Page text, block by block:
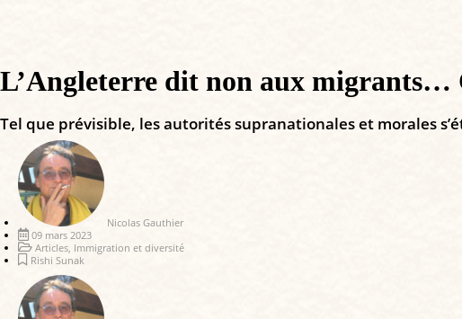
L’Angleterre dit non aux migrants…
Tel que prévisible, les autorités supranationales et morales
Nicolas Gauthier
09 mars 2023
Articles, Immigration et diversité
Rishi Sunak